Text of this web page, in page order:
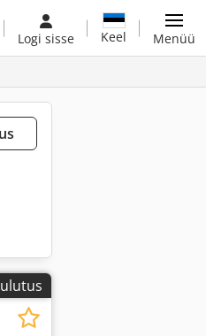
Logi sisse Keel Menüü